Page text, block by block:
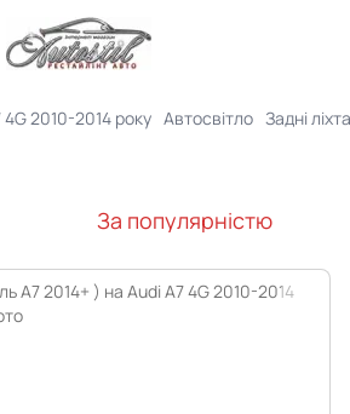
4G 2010-2014 року Автосвітло Задні
За популярністю